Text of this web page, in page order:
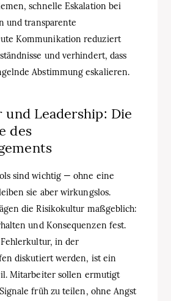
schnelle Eskalation bei
und transparente
Kommunikation reduziert
und verhindert, dass
Abstimmung eskalieren.
Leadership: Die
des
sind wichtig — ohne eine
sie aber wirkungslos.
die Risikokultur maßgeblich:
und Konsequenzen fest.
in der
diskutiert werden, ist ein
Mitarbeiter sollen ermutigt
früh zu teilen, ohne Angst